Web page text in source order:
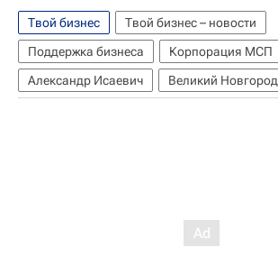
Твой бизнес
Твой бизнес – новости
Поддержка бизнеса
Корпорация МСП
Александр Исаевич
Великий Новгород